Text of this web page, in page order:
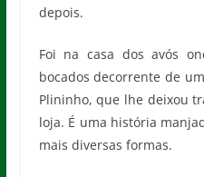
depois.
Foi na casa dos avós
bocados decorrente de
Plininho, que lhe deixou
loja. É uma história
mais diversas formas.